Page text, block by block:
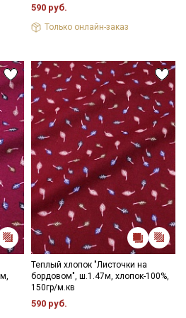
590 руб.
Только онлайн-заказ
Теплый хлопок "Листочки на
бордовом", ш.1.47м, хлопок-100%,
150гр/м.кв
590 руб.
от Купава